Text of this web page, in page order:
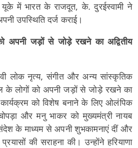
यूके में भारत के राजदूत, के. दुरईस्वामी ने
उपस्थिति दर्ज कराई।
अपनी जड़ों से जोड़े रखने का अद्वितीय
लोक नृत्य, संगीत और अन्य सांस्कृतिक
के लोगों को अपनी जड़ों से जोड़े रखने का
कार्यक्रम को विशेष बनाने के लिए ओलंपिक
और मनु भाकर को मुख्यमंत्री नायब
के माध्यम से अपनी शुभकामनाएं दीं और
की सराहना की। उन्होंने हरियाणा